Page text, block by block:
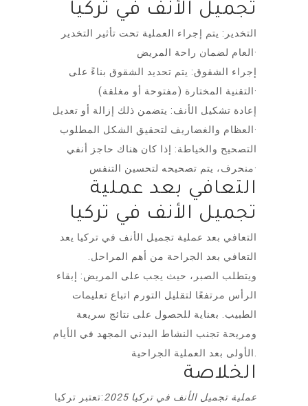
تجميل الأنف في تركيا
التخدير: يتم إجراء العملية تحت تأثير التخدير
العام لضمان راحة المريض·
إجراء الشقوق: يتم تحديد الشقوق بناءً على
التقنية المختارة (مفتوحة أو مغلقة)·
إعادة تشكيل الأنف: يتضمن ذلك إزالة أو تعديل
العظام والغضاريف لتحقيق الشكل المطلوب·
التصحيح والخياطة: إذا كان هناك حاجز أنفي
منحرف، يتم تصحيحه لتحسين التنفس·
التعافي بعد عملية
تجميل الأنف في تركيا
التعافي بعد عملية تجميل الأنف في تركيا يعد
التعافي بعد الجراحة من أهم المراحل.
ويتطلب الصبر، حيث يجب على المريض: إبقاء
الرأس مرتفعًا لتقليل التورم اتباع تعليمات
الطبيب. بعناية للحصول على نتائج سريعة
ومريحة تجنب النشاط البدني المجهد في الأيام
الخلاصة
عملية تجميل الأنف في تركيا 2025
:تعتبر تركيا